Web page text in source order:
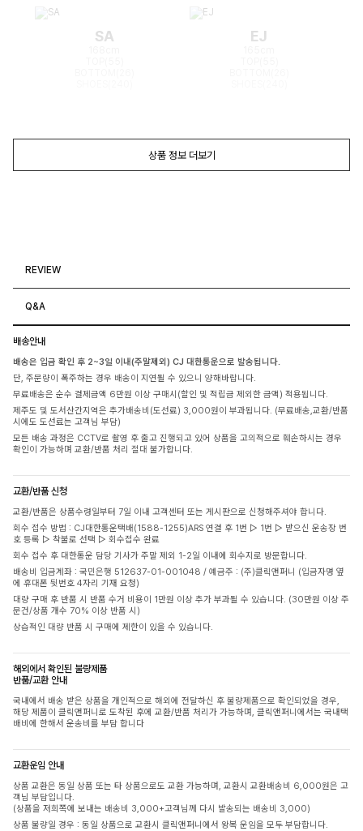
SA EJ
상품 정보 더보기
REVIEW
Q&A
배송안내
배송은 입금 확인 후 2~3일 이내(주말제외) CJ 대한통운으로 발송됩니다.
단, 주문량이 폭주하는 경우 배송이 지연될 수 있으니 양해바랍니다.
무료배송은 순수 결제금액 6만원 이상 구매시(할인 및 적립금 제외한 금액) 적용됩니다.
제주도 및 도서산간지역은 추가배송비(도선료) 3,000원이 부과됩니다. (무료배송,교환/반품
시에도 도선료는 고객님 부담)
모든 배송 과정은 CCTV로 촬영 후 출고 진행되고 있어 상품을 고의적으로 훼손하시는 경우
확인이 가능하며 교환/반품 처리 절대 불가합니다.
교환/반품 신청
교환/반품은 상품수령일부터 7일 이내 고객센터 또는 게시판으로 신청해주셔야 합니다.
회수 접수 방법 : CJ대한통운택배(1588-1255)ARS 연결 후 1번 ▷ 1번 ▷ 받으신 운송장 번
호 등록 ▷ 착불로 선택 ▷ 회수접수 완료
회수 접수 후 대한통운 담당 기사가 주말 제외 1-2일 이내에 회수지로 방문합니다.
배송비 입금계좌 : 국민은행 512637-01-001048 / 예금주 : (주)클릭앤퍼니 (입금자명 옆
에 휴대폰 뒷번호 4자리 기재 요청)
대량 구매 후 반품 시 반품 수거 비용이 1만원 이상 추가 부과될 수 있습니다. (30만원 이상 주
문건/상품 개수 70% 이상 반품 시)
상습적인 대량 반품 시 구매에 제한이 있을 수 있습니다.
해외에서 확인된 불량제품
반품/교환 안내
국내에서 배송 받은 상품을 개인적으로 해외에 전달하신 후 불량제품으로 확인되었을 경우,
해당 제품이 클릭앤퍼니로 도착된 후에 교환/반품 처리가 가능하며, 클릭앤퍼니에서는 국내택
배비에 한해서 운송비를 부담 합니다
교환운임 안내
상품 교환은 동일 상품 또는 타 상품으로도 교환 가능하며, 교환시 교환배송비 6,000원은 고
객님 부담입니다.
(상품을 저희쪽에 보내는 배송비 3,000+고객님께 다시 발송되는 배송비 3,000)
상품 불량일 경우 : 동일 상품으로 교환시 클릭앤퍼니에서 왕복 운임을 모두 부담합니다.